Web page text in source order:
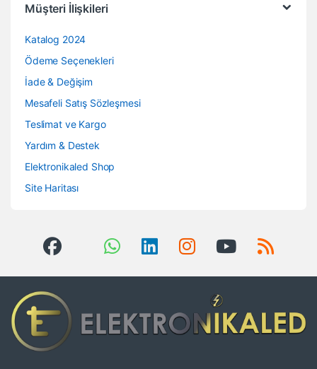
Müşteri İlişkileri
Katalog 2024
Ödeme Seçenekleri
İade & Değişim
Mesafeli Satış Sözleşmesi
Teslimat ve Kargo
Yardım & Destek
Elektronikaled Shop
Site Haritası